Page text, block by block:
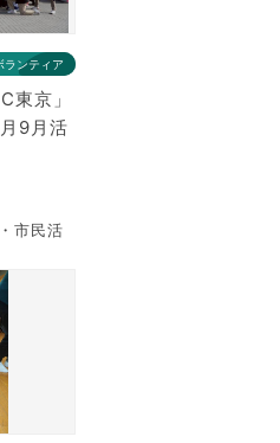
ランティア
東京」
9月活
市民活